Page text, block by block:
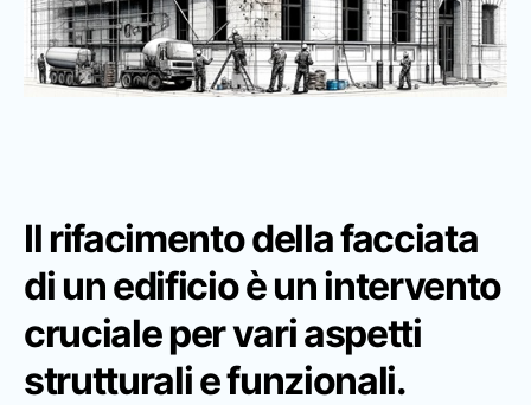
Il rifacimento della facciata
di un edificio è un intervento
cruciale per vari aspetti
strutturali e funzionali.